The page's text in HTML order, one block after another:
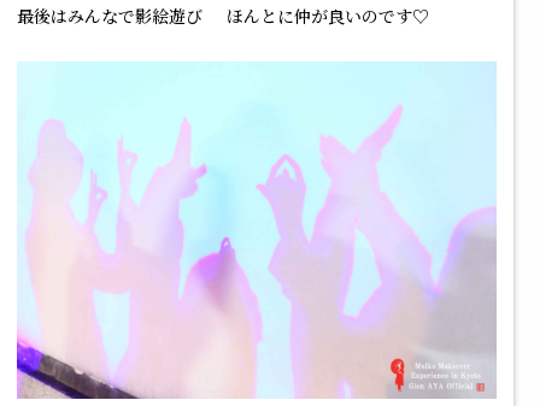
最後はみんなで影絵遊び ほんとに仲が良いのです♡